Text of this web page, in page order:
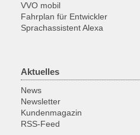
VVO mobil
Fahrplan für Entwickler
Sprachassistent Alexa
Aktuelles
News
Newsletter
Kundenmagazin
RSS-Feed